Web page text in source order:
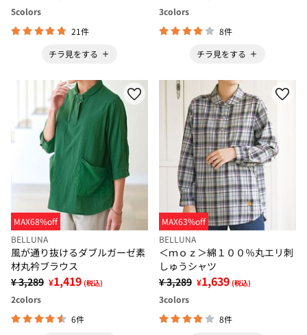
5colors
21件
チラ見をする
3colors
8件
チラ見をする
MAX68%off
BELLUNA
風が通り抜けるダブルガーゼ素
材丸衿ブラウス
¥ 3,289 ¥1,419 (税込)
2colors
6件
MAX63%off
BELLUNA
＜ｍｏｚ＞綿１００％丸エリ刺
しゅうシャツ
¥ 3,289 ¥1,639 (税込)
3colors
8件